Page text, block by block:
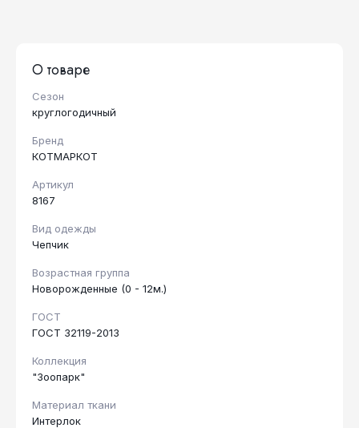
О товаре
Сезон
круглогодичный
Бренд
КОТМАРКОТ
Артикул
8167
Вид одежды
Чепчик
Возрастная группа
Новорожденные (0 - 12м.)
ГОСТ
ГОСТ 32119-2013
Коллекция
"Зоопарк"
Материал ткани
Интерлок